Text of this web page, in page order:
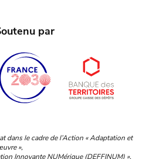
par
dans le cadre de l’Action « Adaptation et
»,
Innovante NUMérique (DEFFINUM) »,